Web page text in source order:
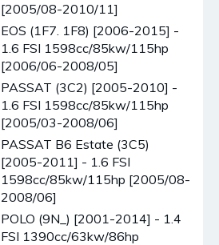
[2005/08-2010/11]
EOS (1F7. 1F8) [2006-2015] -
1.6 FSI 1598cc/85kw/115hp
[2006/06-2008/05]
PASSAT (3C2) [2005-2010] -
1.6 FSI 1598cc/85kw/115hp
[2005/03-2008/06]
PASSAT B6 Estate (3C5)
[2005-2011] - 1.6 FSI
1598cc/85kw/115hp [2005/08-
2008/06]
POLO (9N_) [2001-2014] - 1.4
FSI 1390cc/63kw/86hp